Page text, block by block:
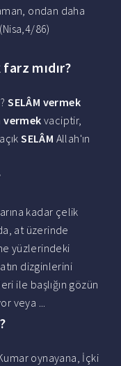
ondan daha
86)
mıdır?
?SELÂM vermek
vermek vaciptir,
SELÂM Allah'ın
kadar çelik
at üzerinde
yüzlerindeki
dizginlerini
ile başlığın gözün
veya ...
oynayana, İçki